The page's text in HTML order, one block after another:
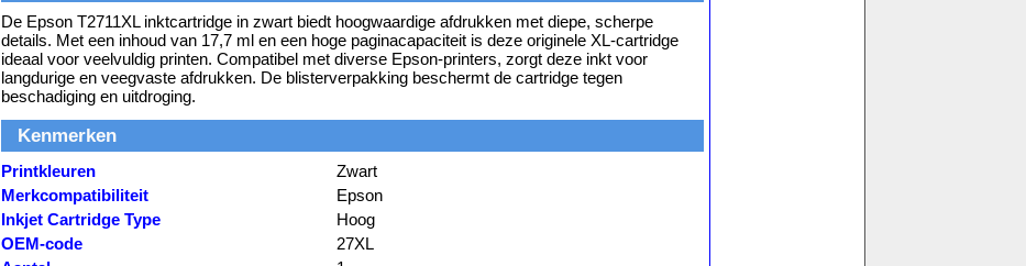
De Epson T2711XL inktcartridge in zwart biedt hoogwaardige afdrukken met diepe, scherpe
details. Met een inhoud van 17,7 ml en een hoge paginacapaciteit is deze originele XL-cartridge
ideaal voor veelvuldig printen. Compatibel met diverse Epson-printers, zorgt deze inkt voor
langdurige en veegvaste afdrukken. De blisterverpakking beschermt de cartridge tegen
beschadiging en uitdroging.
Kenmerken
Printkleuren
Zwart
Merkcompatibiliteit
Epson
Inkjet Cartridge Type
Hoog
OEM-code
27XL